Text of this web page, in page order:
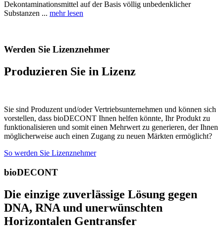
Dekontaminationsmittel auf der Basis völlig unbedenklicher
Substanzen ... mehr lesen
Werden Sie Lizenznehmer
Produzieren Sie in Lizenz
Sie sind Produzent und/oder Vertriebsunternehmen und können sich
vorstellen, dass bioDECONT Ihnen helfen könnte, Ihr Produkt zu
funktionalisieren und somit einen Mehrwert zu generieren, der Ihnen
möglicherweise auch einen Zugang zu neuen Märkten ermöglicht?
So werden Sie Lizenznehmer
bioDECONT
Die einzige zuverlässige Lösung gegen
DNA, RNA und unerwünschten
Horizontalen Gentransfer